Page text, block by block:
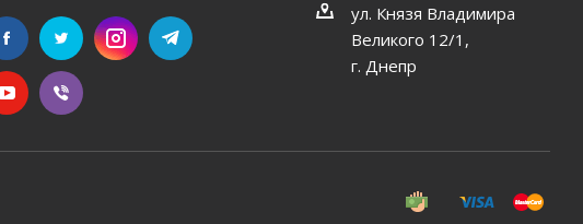
ул. Князя Владимира
Великого 12/1,
г. Днепр